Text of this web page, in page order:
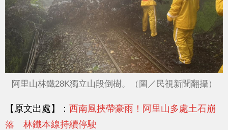
阿里山林鐵28K獨立山段倒樹。（圖／民視新聞翻攝）
【原文出處】： 西南風挾帶豪雨！阿里山多處土石崩
落 林鐵本線持續停駛